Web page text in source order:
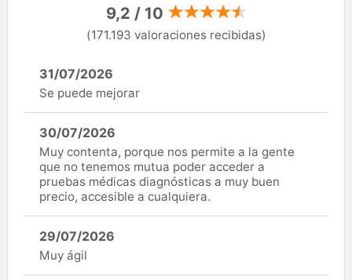
9,2 / 10
(171.193 valoraciones recibidas)
31/07/2026
Se puede mejorar
30/07/2026
Muy contenta, porque nos permite a la gente
que no tenemos mutua poder acceder a
pruebas médicas diagnósticas a muy buen
precio, accesible a cualquiera.
29/07/2026
Muy ágil